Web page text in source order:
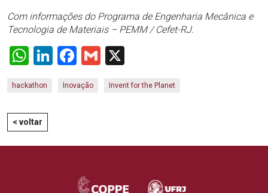
Com informações do Programa de Engenharia Mecânica e
Tecnologia de Materiais – PEMM / Cefet-RJ.
WhatsApp
LinkedIn
Facebook
Gmail
hackathon Inovação Invent for the Planet
< voltar